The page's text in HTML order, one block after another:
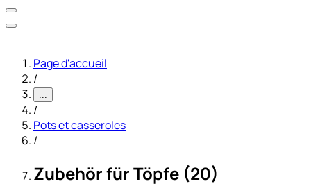
Page d'accueil
/
...
/
Pots et casseroles
/
Zubehör für Töpfe (20)